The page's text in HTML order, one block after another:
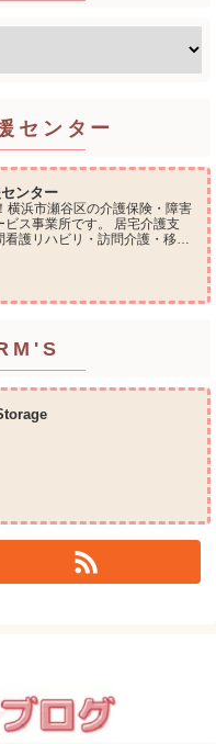
センター
ンター
横浜市瀬谷区の介護保険・障害
ス事業所です。 居宅介護支
看護リハビリ・訪問介護・移動